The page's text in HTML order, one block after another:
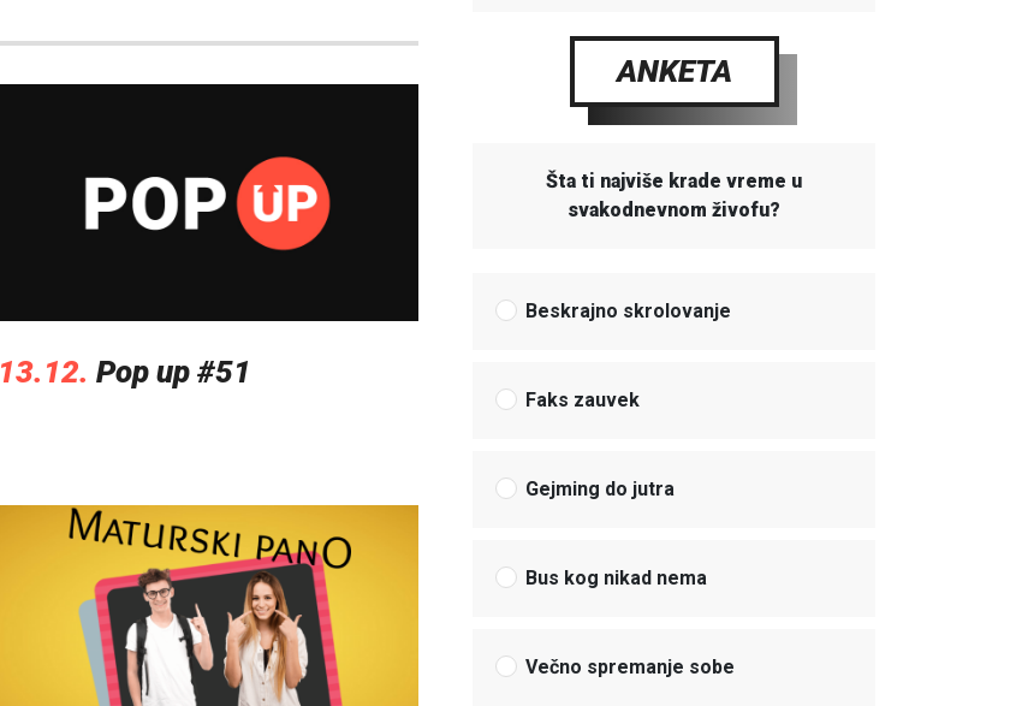
13.12. Pop up #51
ANKETA
Šta ti najviše krade vreme u
svakodnevnom živofu?
Beskrajno skrolovanje
Faks zauvek
Gejming do jutra
Bus kog nikad nema
Večno spremanje sobe